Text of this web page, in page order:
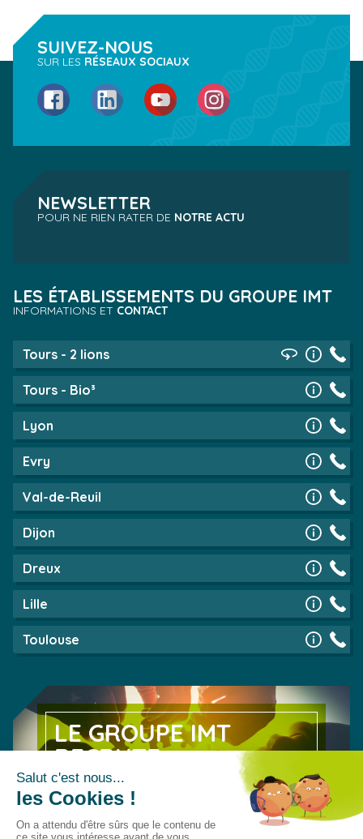
SUIVEZ-NOUS
SUR LES RÉSEAUX SOCIAUX
FacebookLinkedIn YouTube Instagram
NEWSLETTER
POUR NE RIEN RATER DE NOTRE ACTU
LES ÉTABLISSEMENTS DU GROUPE IMT
INFORMATIONS ET CONTACT
Tours - 2 lions
Tours - Bio³
Lyon
Evry
Val-de-Reuil
Dijon
Dreux
Lille
Toulouse
LE GROUPE IMT
RECRUTE
Découvrez nos offres d’emploi